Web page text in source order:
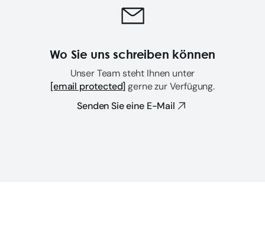
Wo Sie uns schreiben können
Unser Team steht Ihnen unter
[email protected] gerne zur Verfügung.
Senden Sie eine E-Mail